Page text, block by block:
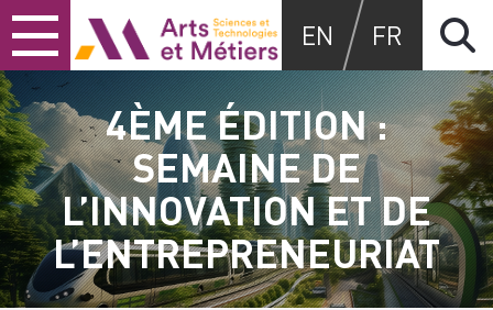
Skip
to
content
Skip
to
main
menu
Skip
to
search
Arts et métiers
EN FR
4ÈME ÉDITION :
SEMAINE DE
L’INNOVATION ET DE
L’ENTREPRENEURIAT